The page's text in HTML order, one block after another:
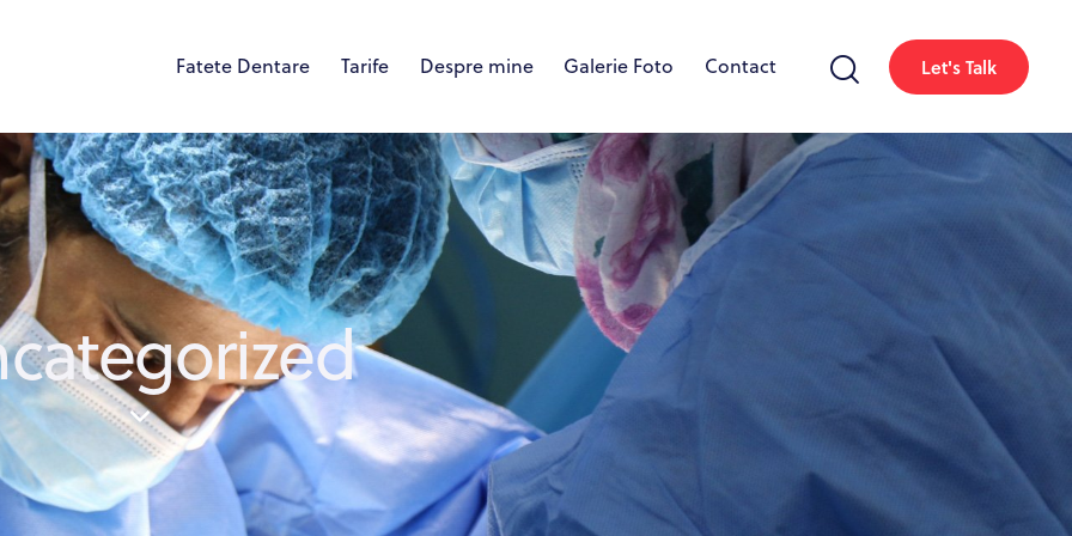
Fatete Dentare Tarife Despre mine Galerie Foto Contact Let's Talk